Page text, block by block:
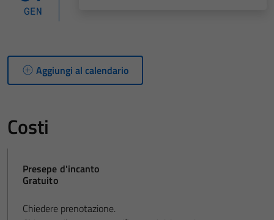
GEN
Aggiungi al calendario
Costi
Presepe d'incanto
Gratuito
Chiedere prenotazione.